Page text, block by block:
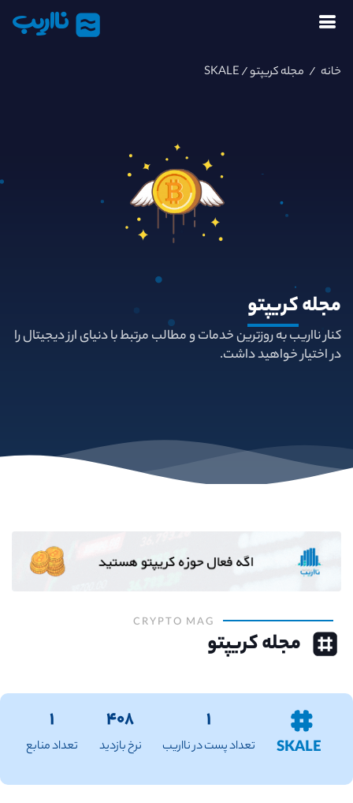
نااریب
خانه / مجله کریپتو/ SKALE
مجلهکریپتو
کنار نااریب به روزترین خدمات و مطالب مرتبط با دنیای ارز دیجیتال را
در اختیار خواهید داشت.
CRYPTO MAG
مجله کریپتو
SKALE
۱
تعداد پست در نااریب
۴۰۸
نرخ بازدید
۱
تعداد منابع